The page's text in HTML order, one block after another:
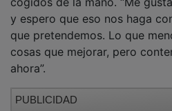
y espero que eso nos haga
que pretendemos. Lo que
cosas que mejorar, pero
ahora”.